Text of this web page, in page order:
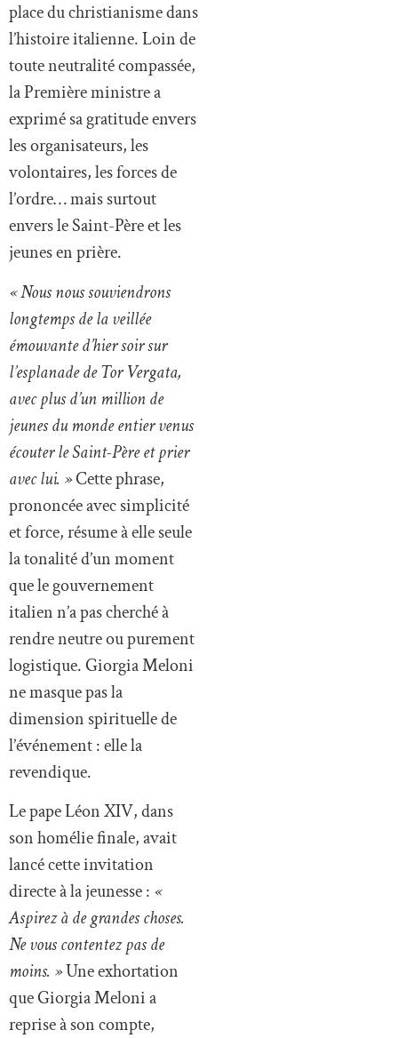
place du christianisme dans
l’histoire italienne. Loin de
toute neutralité compassée,
la Première ministre a
exprimé sa gratitude envers
les organisateurs, les
volontaires, les forces de
l’ordre… mais surtout
envers le Saint-Père et les
jeunes en prière.
« Nous nous souviendrons
longtemps de la veillée
émouvante d’hier soir sur
l’esplanade de Tor Vergata,
avec plus d’un million de
jeunes du monde entier venus
écouter le Saint-Père et prier
avec lui. »Cette phrase,
prononcée avec simplicité
et force, résume à elle seule
la tonalité d’un moment
que le gouvernement
italien n’a pas cherché à
rendre neutre ou purement
logistique. Giorgia Meloni
ne masque pas la
dimension spirituelle de
l’événement : elle la
revendique.
Le pape Léon XIV, dans
son homélie finale, avait
lancé cette invitation
directe à la jeunesse : «
Aspirez à de grandes choses.
Ne vous contentez pas de
moins. »Une exhortation
que Giorgia Meloni a
reprise à son compte,